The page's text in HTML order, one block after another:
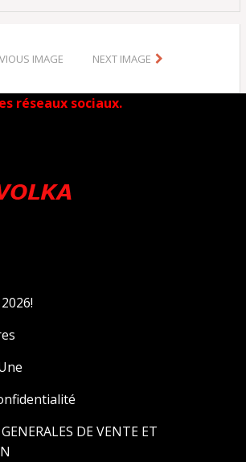
IMAGE NEXT IMAGE
réseaux sociaux.
DE VENTE ET